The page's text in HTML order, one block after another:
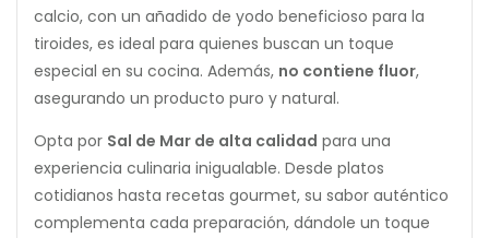
calcio, con un añadido de yodo beneficioso para la
tiroides, es ideal para quienes buscan un toque
especial en su cocina. Además, no contiene fluor,
asegurando un producto puro y natural.
Opta por Sal de Mar de alta calidad para una
experiencia culinaria inigualable. Desde platos
cotidianos hasta recetas gourmet, su sabor auténtico
complementa cada preparación, dándole un toque